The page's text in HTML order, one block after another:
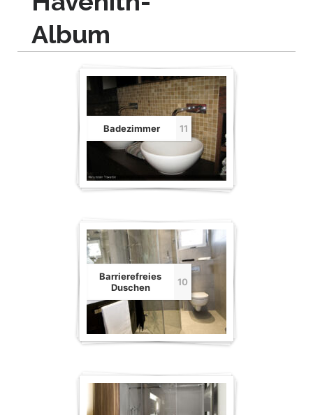
Galerie
Album
Badezimmer 11
Barrierefreies
Duschen
10